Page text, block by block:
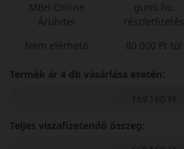
MBH Online
Áruhitel
Nem elérhető
gumi.hu
részletfizetés
80 000 Ft-tól
Termék ár 4 db vásárlása esetén:
169 160 Ft
Teljes viszafizetendő összeg: